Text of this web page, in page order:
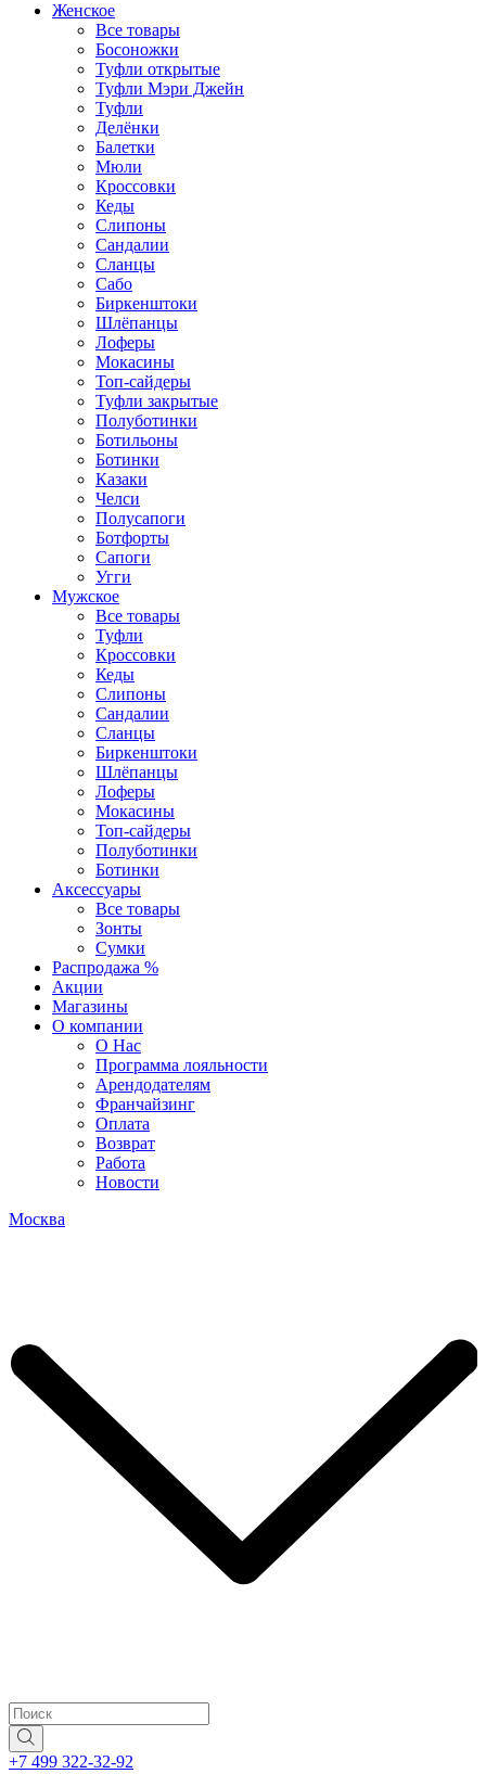
Женское
Все товары
Босоножки
Туфли открытые
Туфли Мэри Джейн
Туфли
Делёнки
Балетки
Мюли
Кроссовки
Кеды
Слипоны
Сандалии
Сланцы
Сабо
Биркенштоки
Шлёпанцы
Лоферы
Мокасины
Топ-сайдеры
Туфли закрытые
Полуботинки
Ботильоны
Ботинки
Казаки
Челси
Полусапоги
Ботфорты
Сапоги
Угги
Мужское
Все товары
Туфли
Кроссовки
Кеды
Слипоны
Сандалии
Сланцы
Биркенштоки
Шлёпанцы
Лоферы
Мокасины
Топ-сайдеры
Полуботинки
Ботинки
Аксессуары
Все товары
Зонты
Сумки
Распродажа %
Акции
Магазины
О компании
О Нас
Программа лояльности
Арендодателям
Франчайзинг
Оплата
Возврат
Работа
Новости
Москва
+7 499 322-32-92